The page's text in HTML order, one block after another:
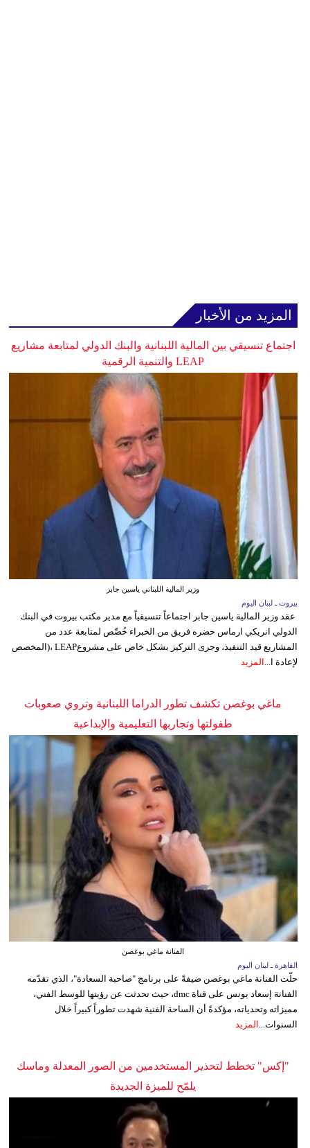
المزيد من الأخبار
اجتماع تنسيقي بين المالية اللبنانية والبنك الدولي لمتابعة مشاريع
LEAP والتنمية الرقمية
وزير المالية اللبناني ياسين جابر
بيروت ـ لبنان اليوم
عقد وزير المالية ياسين جابر اجتماعاً تنسيقياً مع مدير مكتب بيروت في البنك
الدولي انريكي ارماس حضره فريق من الخبراء خُصِّص لمتابعة عدد من
المشاريع قيد التنفيذ، وجرى التركيز بشكل خاص على مشروعLEAP ،(المخصص
لإعادة ا... المزيد
ماغي بوغصن تكشف تطور الدراما اللبنانية وتروي صعوبات
طفولتها وتجاربها التعليمية والإبداعية
الفنانة ماغي بوغصن
القاهرة ـ لبنان اليوم
حلّت الفنانة ماغي بوغصن ضيفةً على برنامج "صاحبة السعادة"، الذي تقدّمه
الفنانة إسعاد يونس على قناة dmc، حيث تحدثت عن رؤيتها للوسط الفني،
مميزاته وتحدياته، مؤكدةً أن الساحة الفنية شهدت تطوراً كبيراً خلال
السنوات...
المزيد
"إكس" تخطط لتحذير المستخدمين من الصور المعدلة وماسك
يلمّح للميزة الجديدة